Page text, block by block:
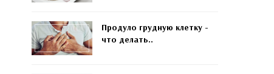
Продуло грудную клетку -
что делать..